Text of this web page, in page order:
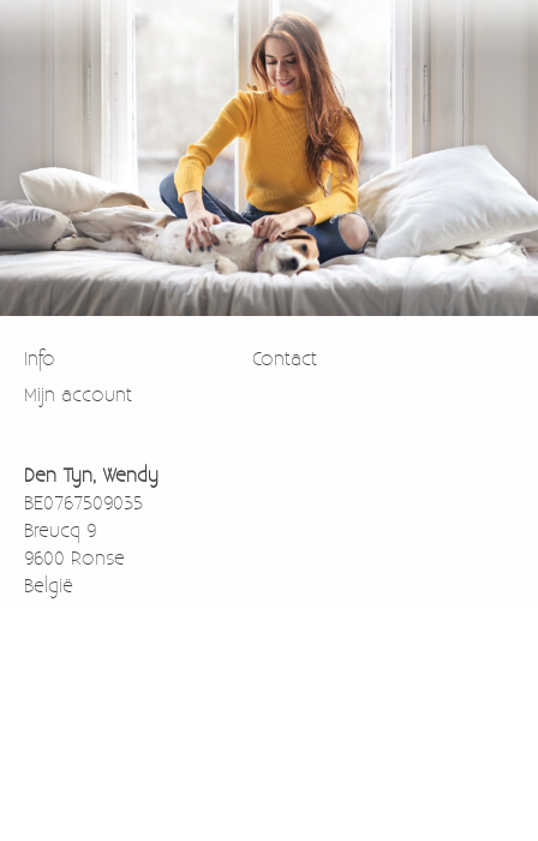
Info
Contact
Mijn account
Den Tyn, Wendy
BE0767509035
Breucq 9
9600 Ronse
België